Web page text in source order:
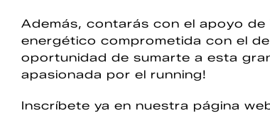
Además, contarás con el apoyo
energético comprometida con el
oportunidad de sumarte a esta
apasionada por el running!
Inscríbete ya en nuestra página